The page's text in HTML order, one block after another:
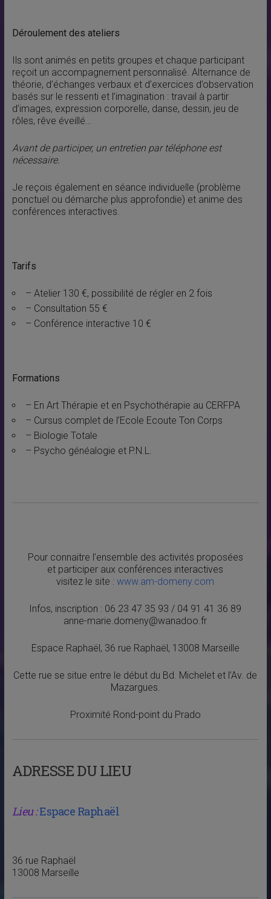
Déroulement des ateliers
Ils sont animés en petits groupes et chaque participant
reçoit un accompagnement personnalisé. Alternance de
théorie, d’échanges verbaux et d’exercices d’observation
basés sur le ressenti et l’imagination : travail à partir
d’images, expression corporelle, danse, dessin, jeu de
rôles, rêve éveillé…
Avant de participer, un entretien par téléphone est
nécessaire.
Je reçois également en séance individuelle (problème
ponctuel ou démarche plus approfondie) et anime des
conférences interactives.
Tarifs
– Atelier 130 €, possibilité de régler en 2 fois
– Consultation 55 €
– Conférence interactive 10 €
Formations
– En Art Thérapie et en Psychothérapie au CERFPA
– Cursus complet de l’Ecole Ecoute Ton Corps
– Biologie Totale
– Psycho généalogie et P.N.L.
Pour connaitre l’ensemble des activités proposées
et participer aux conférences interactives
visitez le site :www.am-domeny.com
Infos, inscription : 06 23 47 35 93 / 04 91 41 36 89
anne-marie.domeny@wanadoo.fr
Espace Raphaël, 36 rue Raphaël, 13008 Marseille
Cette rue se situe entre le début du Bd. Michelet et l’Av. de
Mazargues.
Proximité Rond-point du Prado
ADRESSE DU LIEU
Lieu :Espace Raphaël
36 rue Raphaël
13008 Marseille